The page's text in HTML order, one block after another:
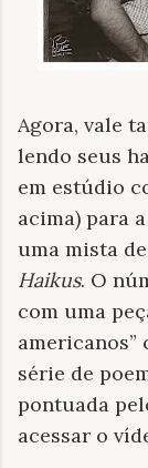
Agora, vale
lendo seus
em estúdio
acima) para
uma mista
Haikus. O
com uma
americanos”
série de
pontuada
acessar o